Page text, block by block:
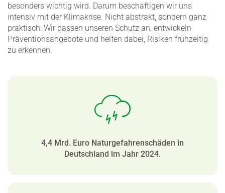
besonders wichtig wird. Darum beschäf­tigen wir uns
intensiv mit der Klima­krise. Nicht abstrakt, sondern ganz
praktisch: Wir passen unseren Schutz an, entwi­ckeln
Präven­ti­ons­an­gebote und helfen dabei, Risiken frühzeitig
zu erkennen.
4,4 Mrd. Euro Natur­ge­fah­ren­schäden in
Deutschland im Jahr 2024.